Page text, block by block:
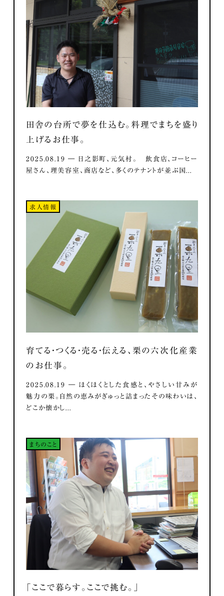
田舎の台所で夢を仕込む。料理でまちを盛り
上げるお仕事。
2025.08.19 ― 日之影町、元気村。 飲食店、コーヒー
屋さん、理美容室、商店など、多くのテナントが並ぶ国...
求人情報
育てる・つくる・売る・伝える、栗の六次化産業
のお仕事。
2025.08.19 ― ほくほくとした食感と、やさしい甘みが
魅力の栗。自然の恵みがぎゅっと詰まったその味わいは、
どこか懐かし...
まちのこと
「ここで暮らす。ここで挑む。」